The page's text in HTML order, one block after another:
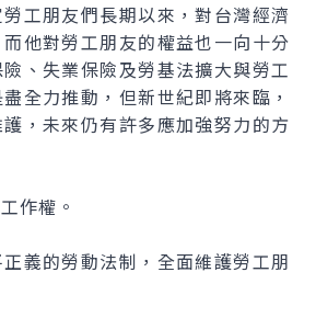
朋友們長期以來，對台灣經濟
他對勞工朋友的權益也一向十分
、失業保險及勞基法擴大與勞工
全力推動，但新世紀即將來臨，
，未來仍有許多應加強努力的方
作權。
的勞動法制，全面維護勞工朋